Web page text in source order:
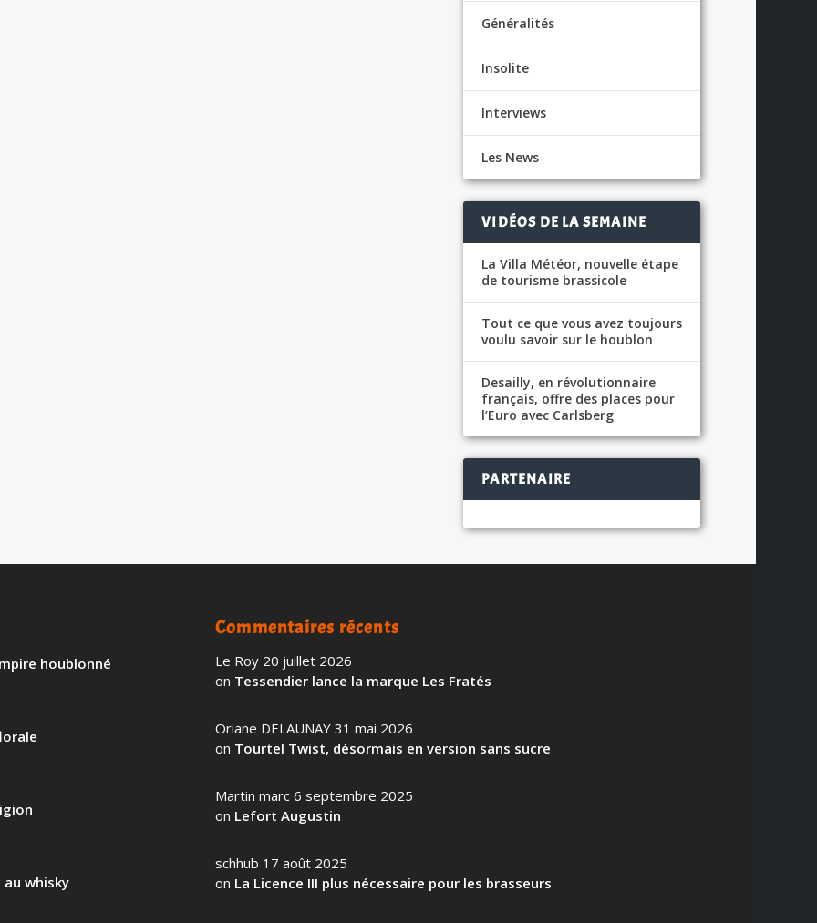
Généralités
Insolite
Interviews
Les News
VIDÉOS DE LA SEMAINE
La Villa Météor, nouvelle étape
de tourisme brassicole
Tout ce que vous avez toujours
voulu savoir sur le houblon
Desailly, en révolutionnaire
français, offre des places pour
l’Euro avec Carlsberg
PARTENAIRE
houblonné
whisky
Commentaires récents
Le Roy 20 juillet 2026
on Tessendier lance la marque Les Fratés
Oriane DELAUNAY 31 mai 2026
on Tourtel Twist, désormais en version sans sucre
Martin marc 6 septembre 2025
on Lefort Augustin
schhub 17 août 2025
on La Licence III plus nécessaire pour les brasseurs